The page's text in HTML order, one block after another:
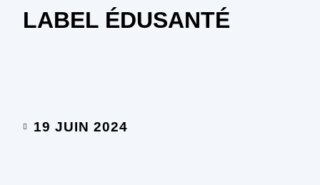
LABEL ÉDUSANTÉ
19 JUIN 2024